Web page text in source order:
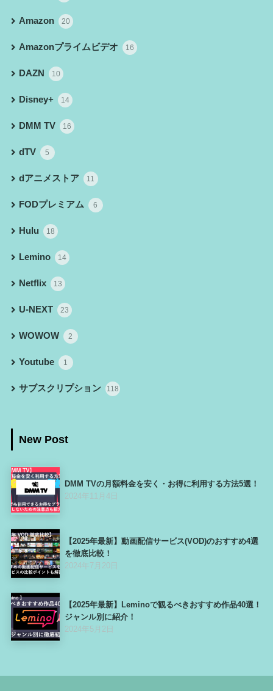
Amazon 20
Amazonプライムビデオ 16
DAZN 10
Disney+ 14
DMM TV 16
dTV 5
dアニメストア 11
FODプレミアム 6
Hulu 18
Lemino 14
Netflix 13
U-NEXT 23
WOWOW 2
Youtube 1
サブスクリプション 118
New Post
DMM TVの月額料金を安く・お得に利用する方法5選！
2024年11月4日
【2025年最新】動画配信サービス(VOD)のおすすめ4選
を徹底比較！
2024年7月20日
【2025年最新】Leminoで観るべきおすすめ作品40選！
ジャンル別に紹介！
2024年5月2日